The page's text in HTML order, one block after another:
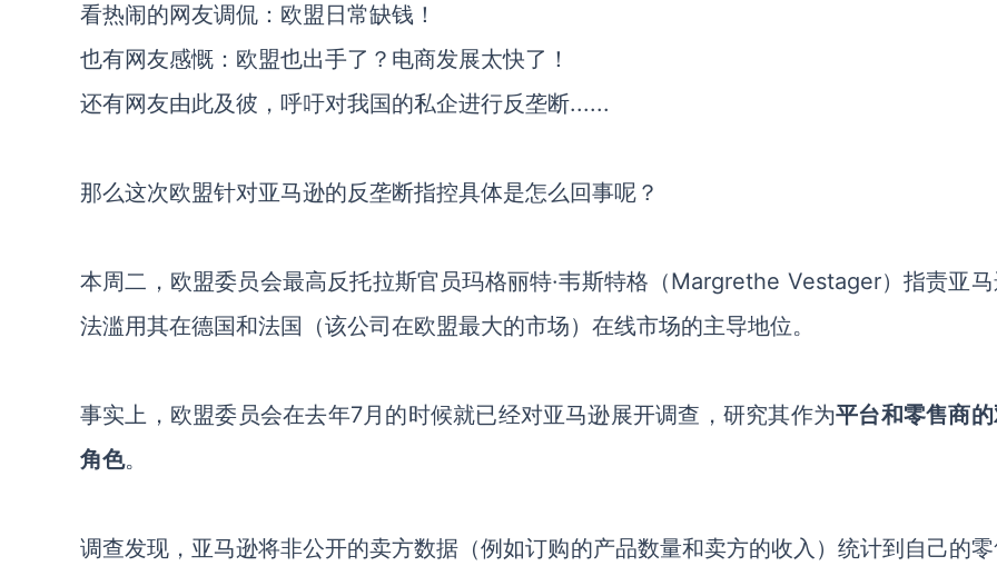
看热闹的网友调侃：欧盟日常缺钱！
也有网友感慨：欧盟也出手了？电商发展太快了！
还有网友由此及彼，呼吁对我国的私企进行反垄断......
那么这次欧盟针对亚马逊的反垄断指控具体是怎么回事呢？
本周二，欧盟委员会最高反托拉斯官员玛格丽特·韦斯特格（Margrethe Vestager）指责亚
法滥用其在德国和法国（该公司在欧盟最大的市场）在线市场的主导地位。
事实上， 欧盟委员会在去年7月的时候就已经对亚马逊展开调查，研究其作为平台和零售商
角色。
调查发现，亚马逊将非公开的卖方数据（例如订购的产品数量和卖方的收入）统计到自己的